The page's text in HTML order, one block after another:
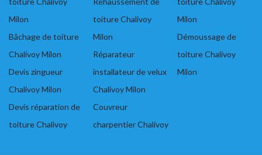
Milon
Bâchage de toiture
Chalivoy Milon
Devis zingueur
Chalivoy Milon
Devis réparation de
toiture Chalivoy
toiture Chalivoy
Milon
Réparateur
installateur de velux
Chalivoy Milon
Couvreur
charpentier Chalivoy
Milon
Démoussage de
toiture Chalivoy
Milon